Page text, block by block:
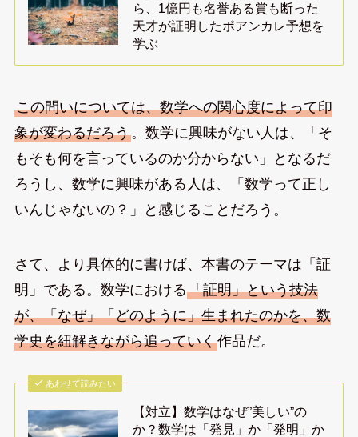
ら、1億円も名誉ある賞も断った
天才が証明したポアンカレ予想を
学ぶ
この問いについては、数学への関心度によって印
象が変わるだろう。数学に興味がない人は、「そ
もそも何を言っているのか分からない」となるだ
ろうし、数学に興味がある人は、「数学って正し
いんじゃないの？」と感じることだろう。
さて、より具体的に書けば、本書のテーマは「証
明」である。数学における「証明」という技法
が、「なぜ」「どのように」生まれたのかを、数
学史を紐解きながら追っていく作品だ。
あわせて読みたい
【対立】数学はなぜ”美しい”の
か？数学は「発見」か「発明」か